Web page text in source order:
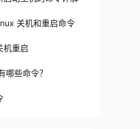
关机和重启命令
机重启
哪些命令？